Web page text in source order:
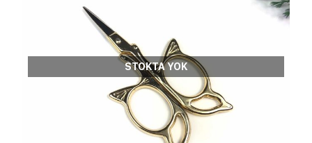
STOKTA YOK